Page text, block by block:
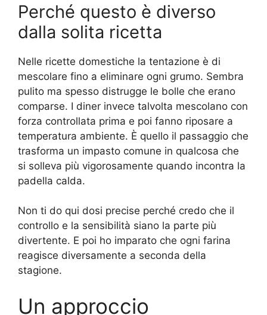
Perché questo è diverso
dalla solita ricetta
Nelle ricette domestiche la tentazione è di
mescolare fino a eliminare ogni grumo. Sembra
pulito ma spesso distrugge le bolle che erano
comparse. I diner invece talvolta mescolano con
forza controllata prima e poi fanno riposare a
temperatura ambiente. È quello il passaggio che
trasforma un impasto comune in qualcosa che
si solleva più vigorosamente quando incontra la
padella calda.
Non ti do qui dosi precise perché credo che il
controllo e la sensibilità siano la parte più
divertente. E poi ho imparato che ogni farina
reagisce diversamente a seconda della
stagione.
Un approccio